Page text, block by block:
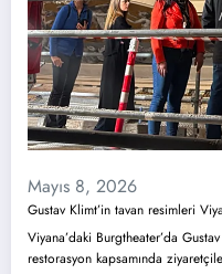
Mayıs 8, 2026
Gustav Klimt’in tavan resimleri
Viyana’daki Burgtheater’da
restorasyon kapsamında